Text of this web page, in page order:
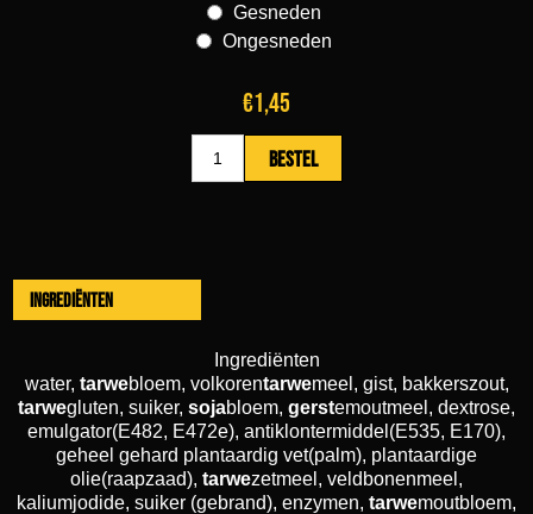
Gesneden
Ongesneden
€1,45
Ingrediënten
Ingrediënten
water, tarwebloem, volkorentarwemeel, gist, bakkerszout,
tarwegluten, suiker, sojabloem, gerstemoutmeel, dextrose,
emulgator(E482, E472e), antiklontermiddel(E535, E170),
geheel gehard plantaardig vet(palm), plantaardige
olie(raapzaad), tarwezetmeel, veldbonenmeel,
kaliumjodide, suiker (gebrand), enzymen, tarwemoutbloem,